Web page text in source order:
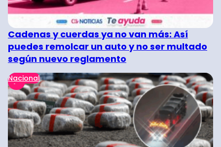
Cadenas y cuerdas ya no van más: Así
puedes remolcar un auto y no ser multado
según nuevo reglamento
Nacional